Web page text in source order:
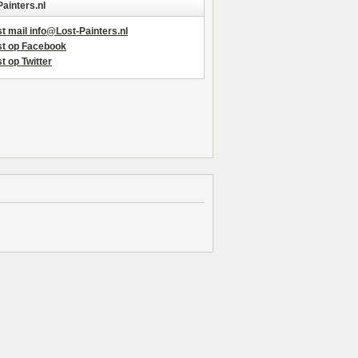
mail info@Lost-Painters.nl
op Facebook
op Twitter